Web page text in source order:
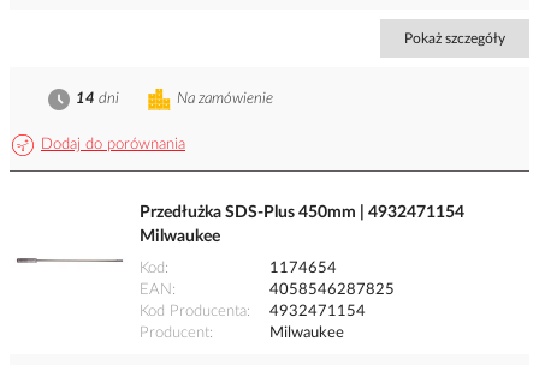
Pokaż szczegóły
Dodaj do porównania
Na zamówienie
14 dni
Przedłużka SDS-Plus 450mm | 4932471154
Milwaukee
Kod
1174654
EAN
4058546287825
Kod Producenta
4932471154
Producent
Milwaukee